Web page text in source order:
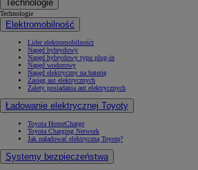
Technologie
Technologie
Elektromobilność
Lider elektromobilności
Napęd hybrydowy
Napęd hybrydowy typu plug-in
Napęd wodorowy
Napęd elektryczny na baterię
Zasięg aut elektrycznych
Zalety posiadania aut elektrycznych
Ładowanie elektrycznej Toyoty
Toyota HomeCharge
Toyota Charging Network
Jak naładować elektryczną Toyotę?
Systemy bezpieczeństwa